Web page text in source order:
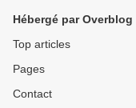
Hébergé par Overblog
Top articles
Pages
Contact